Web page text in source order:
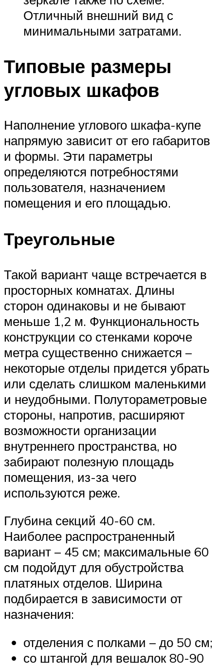
Отличный внешний вид с
минимальными затратами.
Типовые размеры
угловых шкафов
Наполнение углового шкафа-купе
напрямую зависит от его габаритов
и формы. Эти параметры
определяются потребностями
пользователя, назначением
помещения и его площадью.
Треугольные
Такой вариант чаще встречается в
просторных комнатах. Длины
сторон одинаковы и не бывают
меньше 1,2 м. Функциональность
конструкции со стенками короче
метра существенно снижается –
некоторые отделы придется убрать
или сделать слишком маленькими
и неудобными. Полутораметровые
стороны, напротив, расширяют
возможности организации
внутреннего пространства, но
забирают полезную площадь
помещения, из-за чего
используются реже.
Глубина секций 40-60 см.
Наиболее распространенный
вариант – 45 см; максимальные 60
см подойдут для обустройства
платяных отделов. Ширина
подбирается в зависимости от
назначения:
отделения с полками – до 50 см;
со штангой для вешалок 80-90